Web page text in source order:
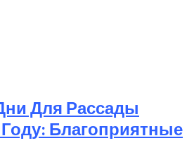
Для Рассады
Благоприятные